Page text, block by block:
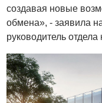
создавая новые
обмена», - заявила
руководитель